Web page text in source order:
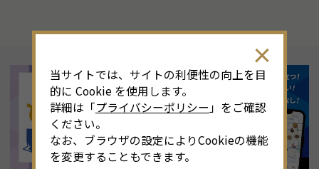
当サイトでは、サイトの利便性の向上を目
的に Cookie を使用します。
詳細は「プライバシーポリシー 」をご確認
ください。
なお、ブラウザの設定によりCookieの機能
を変更することもできます。